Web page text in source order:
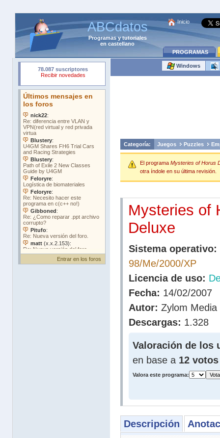
ABCdatos
Programasytutoriales
en castellano
Inicio
PROGRAMAS
Entrar en los foros
Windows
Categoría: Juegos Puzzles
El programa Mysteries of Horus
otra índole en su última revisión.
Mysteries of
Deluxe
Sistema operativo:
98/Me/2000/XP
Licencia de uso:
Fecha: 14/02/2007
Autor: Zylom Media
Descargas: 1.328
Valoración de los
en base a 12 votos
Valora este programa:
Descripción